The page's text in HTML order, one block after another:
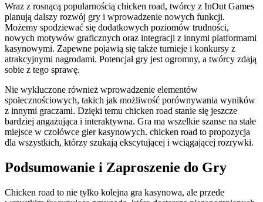
Wraz z rosnącą popularnością chicken road, twórcy z InOut Games
planują dalszy rozwój gry i wprowadzenie nowych funkcji.
Możemy spodziewać się dodatkowych poziomów trudności,
nowych motywów graficznych oraz integracji z innymi platformami
kasynowymi. Zapewne pojawią się także turnieje i konkursy z
atrakcyjnymi nagrodami. Potencjał gry jest ogromny, a twórcy zdają
sobie z tego sprawę.
Nie wykluczone również wprowadzenie elementów
społecznościowych, takich jak możliwość porównywania wyników
z innymi graczami. Dzięki temu chicken road stanie się jeszcze
bardziej angażująca i interaktywna. Gra ma wszelkie szanse na stałe
miejsce w czołówce gier kasynowych. chicken road to propozycja
dla wszystkich, którzy szukają ekscytującej i wciągającej rozrywki.
Podsumowanie i Zaproszenie do Gry
Chicken road to nie tylko kolejna gra kasynowa, ale przede